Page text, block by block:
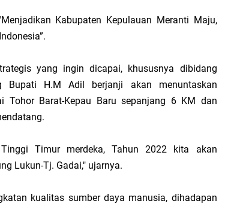
Kabupaten Kepulauan Meranti Maju,
yang ingin dicapai, khususnya dibidang
Bupati H.M Adil berjanji akan menuntaskan
Tohor Barat-Kepau Baru sepanjang 6 KM dan
Timur merdeka, Tahun 2022 kita akan
Lukun-Tj. Gadai," ujarnya.
kualitas sumber daya manusia, dihadapan